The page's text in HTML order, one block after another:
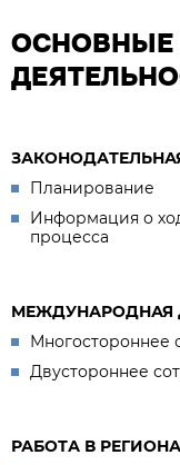
ОСНОВНЫЕ
Планирование
Информация о
процесса
МЕЖДУНАРОДНАЯ
Многостороннее
Двустороннее
РАБОТА В